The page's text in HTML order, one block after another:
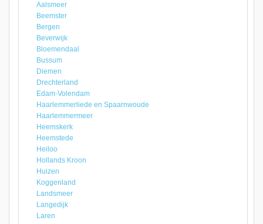
Aalsmeer
Beemster
Bergen
Beverwijk
Bloemendaal
Bussum
Diemen
Drechterland
Edam-Volendam
Haarlemmerliede en Spaarnwoude
Haarlemmermeer
Heemskerk
Heemstede
Heiloo
Hollands Kroon
Huizen
Koggenland
Landsmeer
Langedijk
Laren